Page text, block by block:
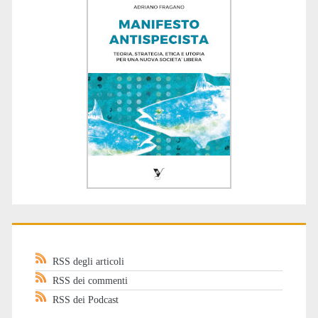
RSS degli articoli
RSS dei commenti
RSS dei Podcast